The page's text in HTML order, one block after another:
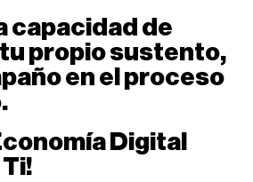
capacidad de
propio sustento,
en el proceso
Digital